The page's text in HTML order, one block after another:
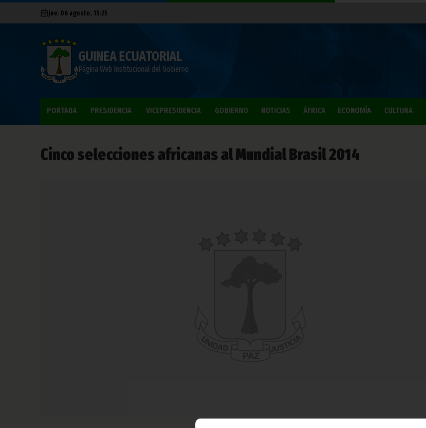
jue. 06 agosto, 15:25
GUINEA ECUATORIAL
Página Web Institucional del Gobierno
PORTADA PRESIDENCIA VICEPRESIDENCIA GOBIERNO NOTICIAS ÁFRICA ECONOMÍA CULTURA
Cinco selecciones africanas al Mundial Brasil 2014